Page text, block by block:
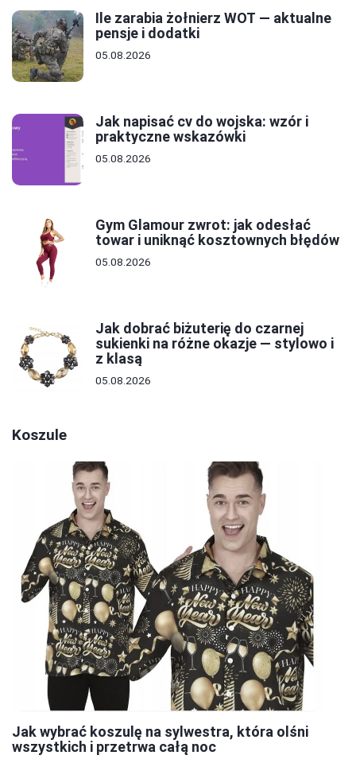
Ile zarabia żołnierz WOT — aktualne
pensje i dodatki
05.08.2026
Jak napisać cv do wojska: wzór i
praktyczne wskazówki
05.08.2026
Gym Glamour zwrot: jak odesłać
towar i uniknąć kosztownych błędów
05.08.2026
Jak dobrać biżuterię do czarnej
sukienki na różne okazje — stylowo i
z klasą
05.08.2026
Koszule
Jak wybrać koszulę na sylwestra, która olśni
wszystkich i przetrwa całą noc